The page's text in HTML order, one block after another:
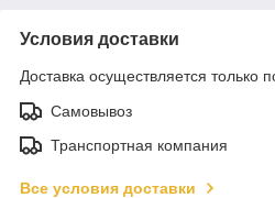
Условия доставки
Доставка осуществляется только
Самовывоз
Транспортная компания
Все условия доставки